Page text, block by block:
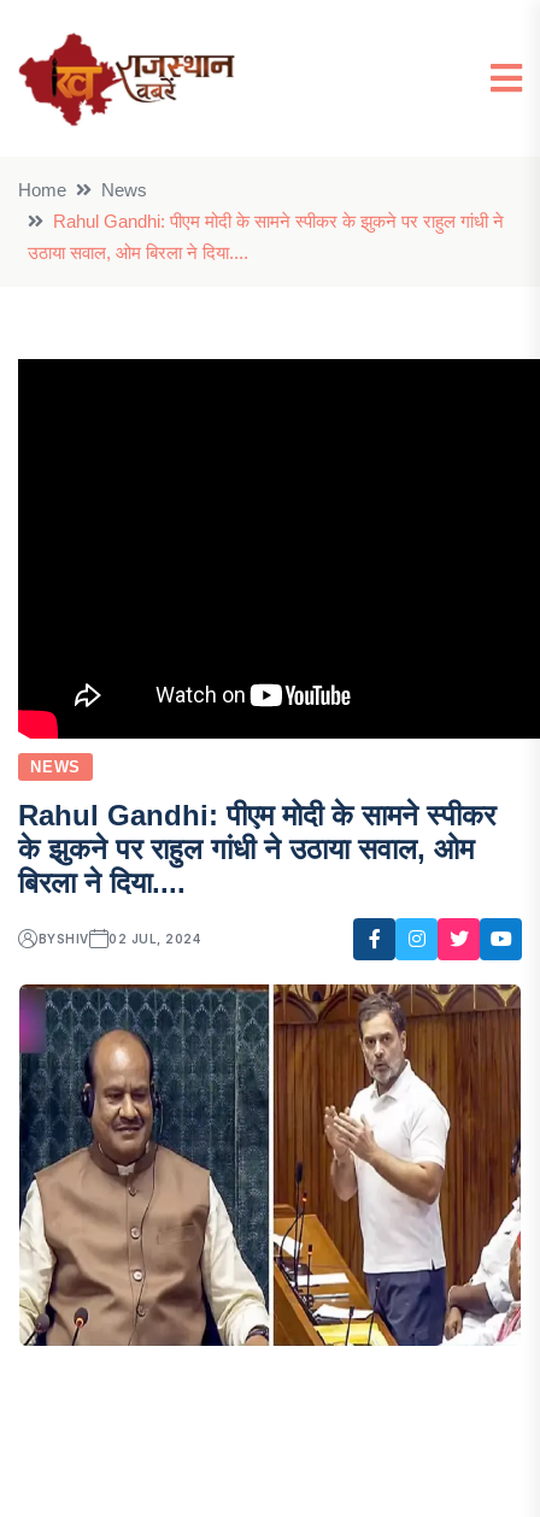
Home
News
Rahul Gandhi: पीएम मोदी के सामने स्पीकर के झुकने पर राहुल गांधी ने
उठाया सवाल, ओम बिरला ने दिया....
NEWS
Rahul Gandhi: पीएम मोदी के सामने स्पीकर
के झुकने पर राहुल गांधी ने उठाया सवाल, ओम
बिरला ने दिया....
BYSHIV 02 JUL, 2024